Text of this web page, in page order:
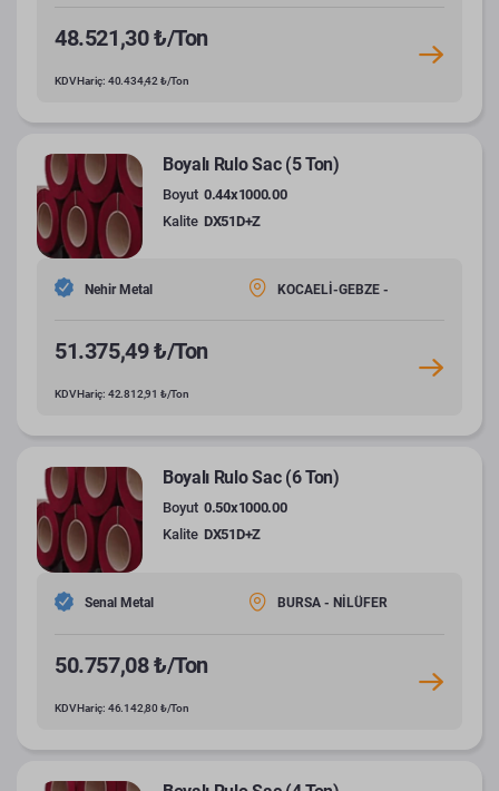
48.521,30 ₺/Ton
KDV Hariç: 40.434,42 ₺/Ton
Boyalı Rulo Sac (5 Ton)
Boyut 0.44x1000.00
Kalite DX51D+Z
Nehir Metal KOCAELİ-GEBZE -
51.375,49 ₺/Ton
KDV Hariç: 42.812,91 ₺/Ton
Boyalı Rulo Sac (6 Ton)
Boyut 0.50x1000.00
Kalite DX51D+Z
Senal Metal BURSA - NİLÜFER
50.757,08 ₺/Ton
KDV Hariç: 46.142,80 ₺/Ton